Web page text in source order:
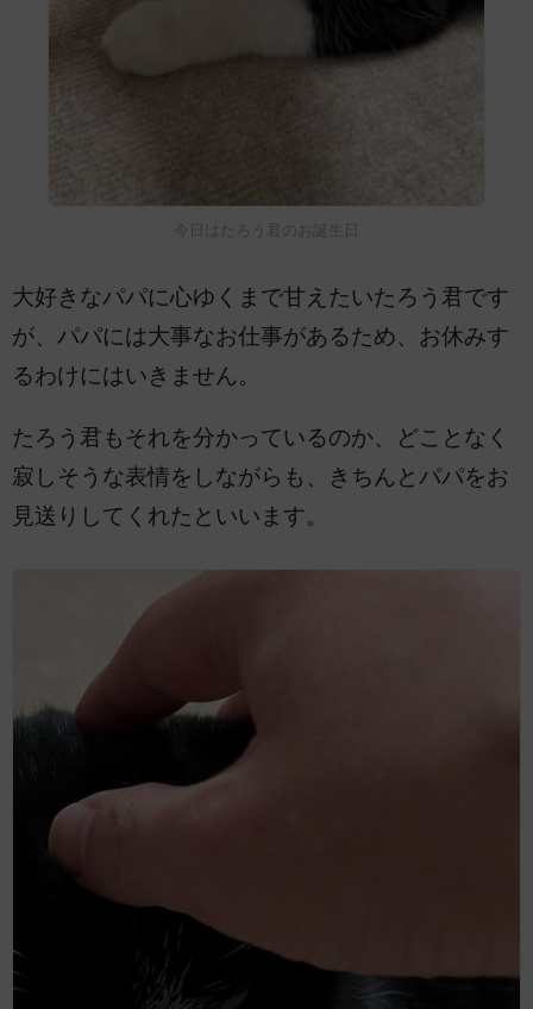
今日はたろう君のお誕生日
大好きなパパに心ゆくまで甘えたいたろう君です
が、パパには大事なお仕事があるため、お休みす
るわけにはいきません。
たろう君もそれを分かっているのか、どことなく
寂しそうな表情をしながらも、きちんとパパをお
見送りしてくれたといいます。